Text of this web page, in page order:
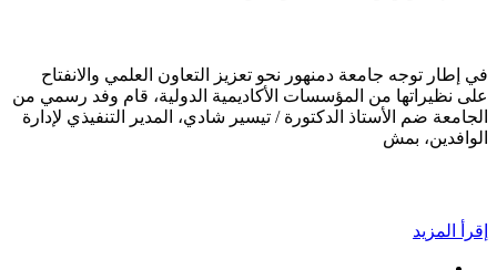
في إطار توجه جامعة دمنهور نحو تعزيز التعاون العلمي والانفتاح
على نظيراتها من المؤسسات الأكاديمية الدولية، قام وفد رسمي من
الجامعة ضم الأستاذ الدكتورة / تيسير شادي، المدير التنفيذي لإدارة
الوافدين، بمش
إقرأ المزيد